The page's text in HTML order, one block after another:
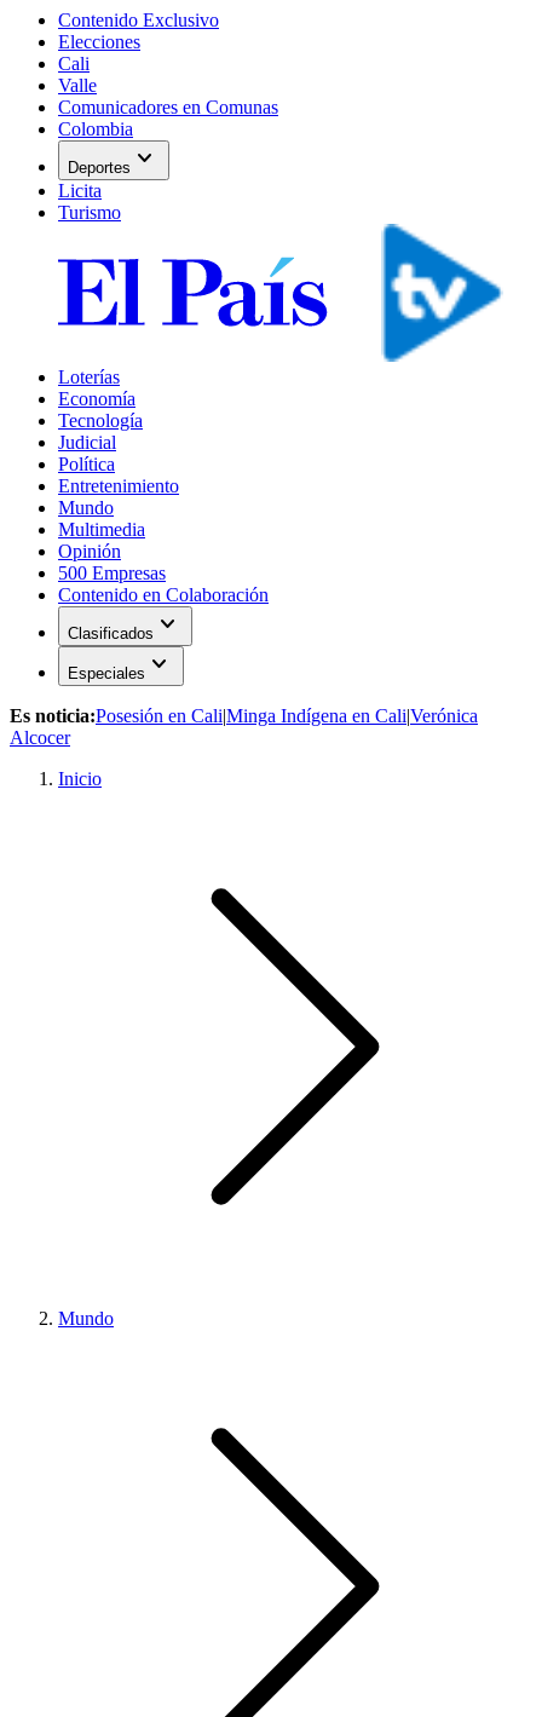
Contenido Exclusivo
Elecciones
Cali
Valle
Comunicadores en Comunas
Colombia
Deportes expand_more
Licita
Turismo
Loterías
Economía
Tecnología
Judicial
Política
Entretenimiento
Mundo
Multimedia
Opinión
500 Empresas
Contenido en Colaboración
Clasificados expand_more
Especiales expand_more
Es noticia:Posesión en Cali|Minga Indígena en Cali|Verónica
Alcocer
Inicio
Mundo